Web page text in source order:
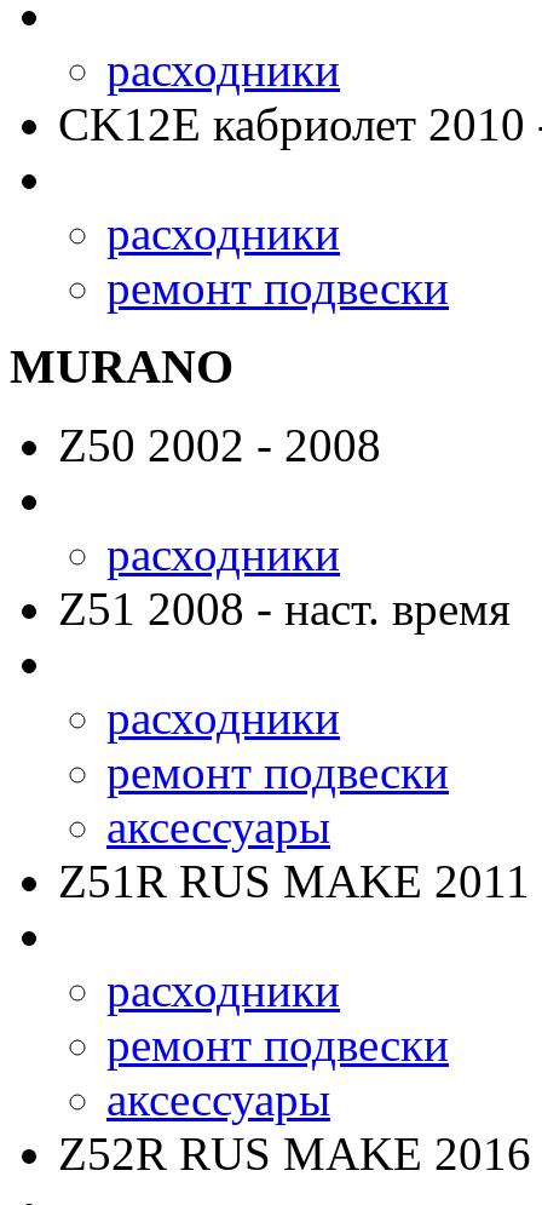
расходники
CK12E кабриолет 2010
расходники
ремонт подвески
MURANO
Z50 2002 - 2008
расходники
Z51 2008 - наст. время
расходники
ремонт подвески
аксессуары
Z51R RUS MAKE 2011
расходники
ремонт подвески
аксессуары
Z52R RUS MAKE 2016